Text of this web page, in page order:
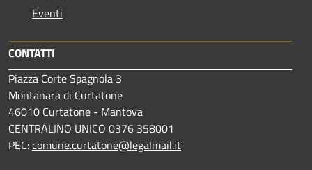
Eventi
CONTATTI
Piazza Corte Spagnola 3
Montanara di Curtatone
46010 Curtatone - Mantova
CENTRALINO UNICO 0376 358001
PEC:comune.curtatone@legalmail.it